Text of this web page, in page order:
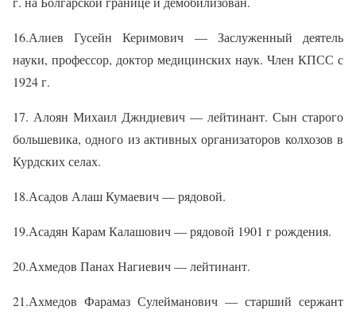
16.Алиев Гусейн Керимович — Заслуженный деятель
науки, профессор, доктор медицинских наук. Член КПСС с
1924 г.
17. Алоян Михаил Джндиевич — лейтинант. Сын старого
большевика, одного из активных организаторов колхозов в
Курдских селах.
18.Асадов Алаш Кумаевич — рядовой.
19.Асадян Карам Калашович — рядовой 1901 г рождения.
20.Ахмедов Панах Нагиевич — лейтинант.
21.Ахмедов Фарамаз Сулейманович — старший сержант